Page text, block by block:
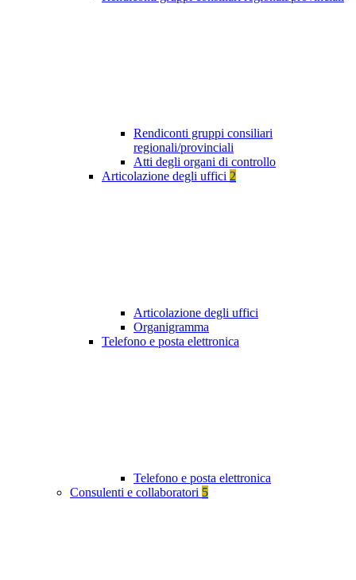
Rendiconti gruppi consiliari
regionali/provinciali
Atti degli organi di controllo
Articolazione degli uffici 2
Articolazione degli uffici
Organigramma
Telefono e posta elettronica
Telefono e posta elettronica
Consulenti e collaboratori 5